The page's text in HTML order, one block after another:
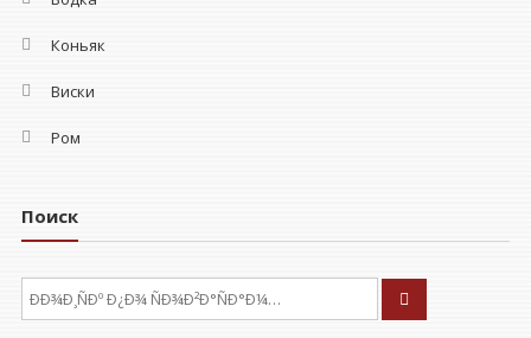
Коньяк
Виски
Ром
Поиск
ÐÑÐºÐ°ÑÑ: